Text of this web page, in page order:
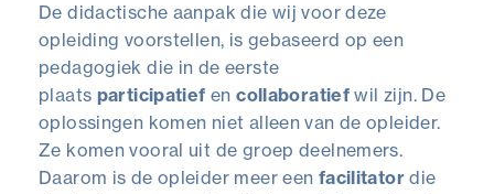
De didactische aanpak die wij voor deze
opleiding voorstellen, is gebaseerd op een
pedagogiek die in de eerste
plaats participatief encollaboratief wil zijn. De
oplossingen komen niet alleen van de opleider.
Ze komen vooral uit de groep deelnemers.
Daarom is de opleider meer een facilitatordie